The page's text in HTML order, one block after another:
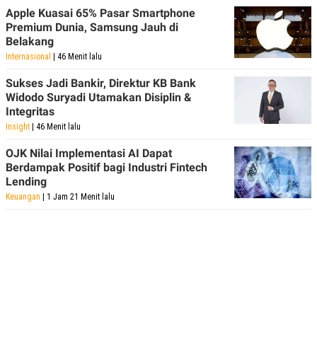
Apple Kuasai 65% Pasar Smartphone
Premium Dunia, Samsung Jauh di
Belakang
Internasional | 46 Menit lalu
Sukses Jadi Bankir, Direktur KB Bank
Widodo Suryadi Utamakan Disiplin &
Integritas
Insight | 46 Menit lalu
OJK Nilai Implementasi AI Dapat
Berdampak Positif bagi Industri Fintech
Lending
Keuangan | 1 Jam 21 Menit lalu